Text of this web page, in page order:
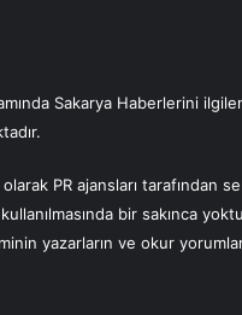
Sakarya Haberlerini
PR ajansları tarafından
bir sakınca
yazarların ve okur